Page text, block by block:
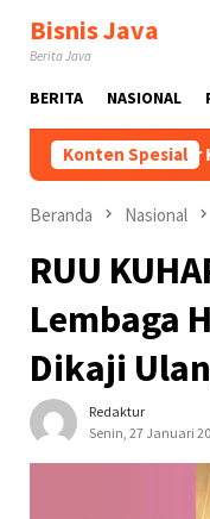
Bisnis Java
Berita Java
BERITA NASIONAL
Konten Spesial
Tak Sekadar Kampung
Beranda Nasional
RUU
Lembaga
Dikaji
Redaktur
Senin, 27 Januari